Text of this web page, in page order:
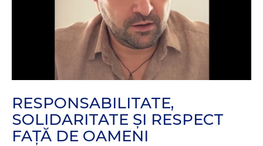
RESPONSABILITATE,
SOLIDARITATE ȘI RESPECT
FAȚĂ DE OAMENI